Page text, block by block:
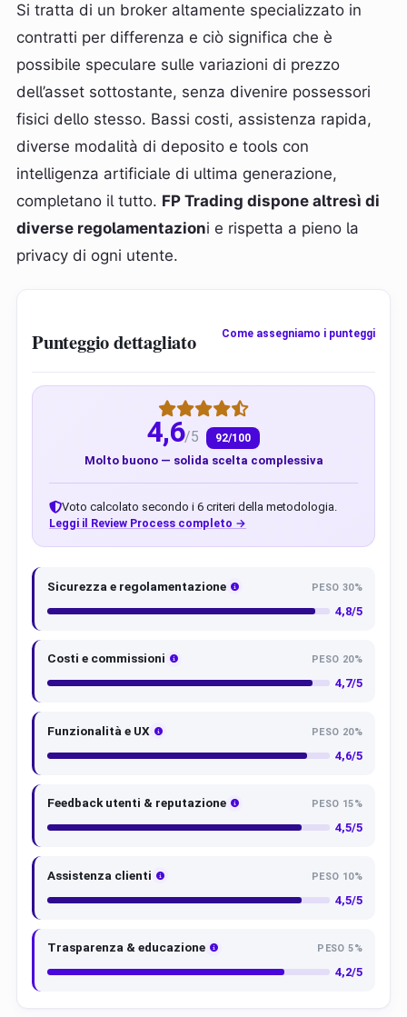
Si tratta di un broker altamente specializzato in
contratti per differenza e ciò significa che è
possibile speculare sulle variazioni di prezzo
dell’asset sottostante, senza divenire possessori
fisici dello stesso. Bassi costi, assistenza rapida,
diverse modalità di deposito e tools con
intelligenza artificiale di ultima generazione,
completano il tutto. FP Trading dispone altresì di
diverse regolamentazioni e rispetta a pieno la
privacy di ogni utente.
Punteggio dettagliato Come assegniamo i punteggi
4,6/5 92/100
Molto buono — solida scelta complessiva
Voto calcolato secondo i 6 criteri della metodologia.
Leggi il Review Process completo →
Sicurezza e regolamentazione PESO 30%
4,8/5
Costi e commissioni PESO 20%
4,7/5
Funzionalità e UX PESO 20%
4,6/5
Feedback utenti & reputazione PESO 15%
4,5/5
Assistenza clienti PESO 10%
4,5/5
Trasparenza & educazione PESO 5%
4,2/5